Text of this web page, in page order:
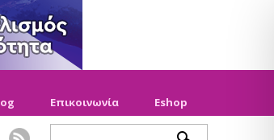
Επικοινωνία Eshop